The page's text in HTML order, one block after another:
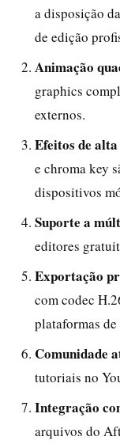
a disposição
de edição
Animação
graphics
externos.
Efeitos de
e chroma key
dispositivos
Suporte a
editores
Exportação
com codec
plataformas
Comunidade
tutoriais no
Integração
arquivos do